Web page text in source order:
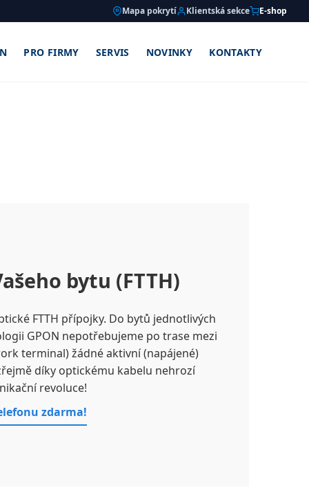
Mapa pokrytí Klientská sekce E-shop
PRO FIRMY SERVIS NOVINKY KONTAKTY
bytu (FTTH)
FTTH přípojky. Do bytů jednotlivých
GPON nepotřebujeme po trase mezi
terminal) žádné aktivní (napájené)
díky optickému kabelu nehrozí
revoluce!
zdarma!